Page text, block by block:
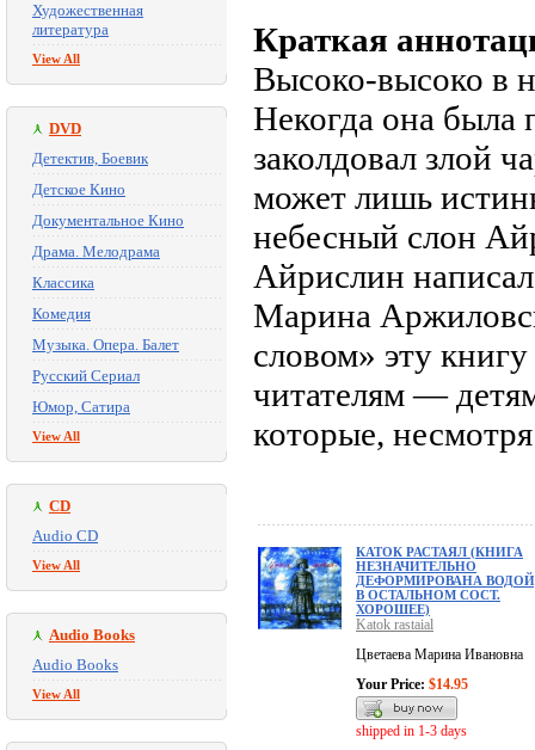
Художественная
литература
View All
DVD
Детектив, Боевик
Детское Кино
Документальное Кино
Драма. Мелодрама
Классика
Комедия
Музыка. Опера. Балет
Русский Сериал
Юмор, Сатира
View All
CD
Audio CD
View All
Audio Books
Audio Books
View All
Краткая
Высоко-высоко в
Некогда она была
заколдовал злой
может лишь
небесный слон
Айрислин
Марина
словом» эту
читателям —
которые,
КАТОК РАСТАЯЛ (КНИГА
НЕЗНАЧИТЕЛЬНО
ДЕФОРМИРОВАНА
В ОСТАЛЬНОМ СОСТ.
ХОРОШЕЕ)
Katok rastaial
Цветаева Марина Ивановна
Your Price: $14.95
shipped in 1-3 days